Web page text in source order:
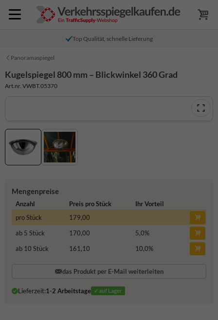
Top Qualität, schnelle Lieferung
Panoramaspiegel
Kugelspiegel 800 mm – Blickwinkel 360 Grad
Art.nr. VWBT.05370
Mengenpreise
Anzahl Preis pro Stück
Ihr Vorteil
pro Stück
179,00
ab 5 Stück
170,00 5,0%
ab 10 Stück
161,10 10,0%
das Produkt per E-Mail weiterleiten
Lieferzeit:1-2 Arbeitstage ✓auf Lager